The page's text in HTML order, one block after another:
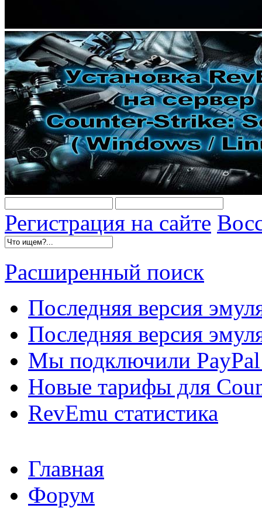
Регистрация на сайте
Расширенный поиск
Последняя версия
Последняя версия
Мы подключили PayPal
Новые тарифы для
RevEmu статистика
Главная
Форум